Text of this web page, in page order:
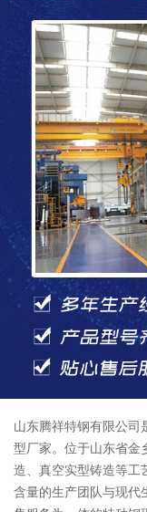
山东腾祥特钢有限公司
型厂家。位于山东省金
造、真空实型铸造等工
含量的生产团队与现代